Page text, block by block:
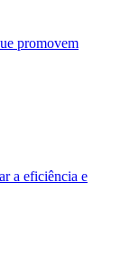
promovem
a eficiência e